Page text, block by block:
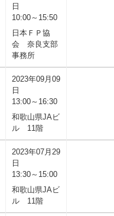
日
10:00～15:50
日本ＦＰ協
会 奈良支部
事務所
2023年09月09
日
13:00～16:30
和歌山県JAビ
ル 11階
2023年07月29
日
13:30～15:00
和歌山県JAビ
ル 11階